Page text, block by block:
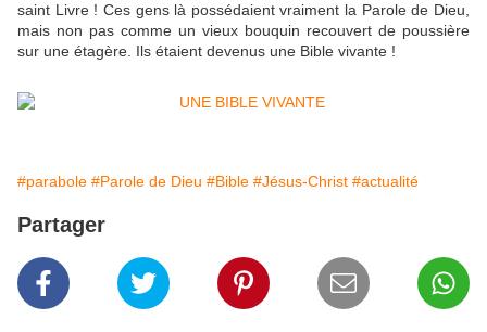
saint Livre ! Ces gens là possédaient vraiment la Parole de Dieu,
mais non pas comme un vieux bouquin recouvert de poussière
sur une étagère. Ils étaient devenus une Bible vivante !
#parabole #Parole de Dieu #Bible #Jésus-Christ #actualité
Partager